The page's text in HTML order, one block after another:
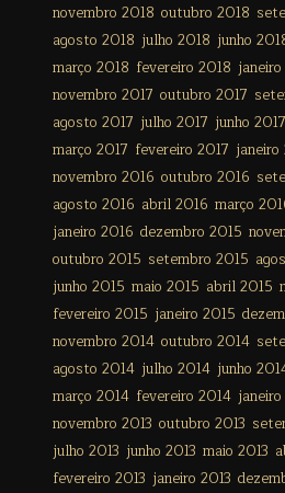
novembro 2018 outubro 2018
agosto 2018 julho 2018 junho
março 2018 fevereiro 2018
novembro 2017 outubro 2017
agosto 2017 julho 2017 junho 2017
março 2017 fevereiro 2017 janeiro
novembro 2016 outubro 2016
agosto 2016 abril 2016 março
janeiro 2016 dezembro 2015
outubro 2015 setembro 2015
junho 2015 maio 2015 abril 2015
fevereiro 2015 janeiro 2015
novembro 2014 outubro 2014
agosto 2014 julho 2014 junho
março 2014 fevereiro 2014
novembro 2013 outubro 2013
julho 2013 junho 2013 maio 2013
fevereiro 2013 janeiro 2013